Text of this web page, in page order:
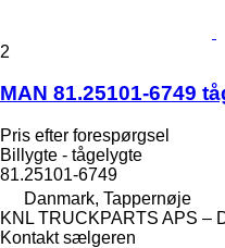
2
MAN 81.25101-6749
Pris efter forespørgsel
Billygte - tågelygte
81.25101-6749
Danmark, Tappernøje
KNL TRUCKPARTS APS –
Kontakt sælgeren